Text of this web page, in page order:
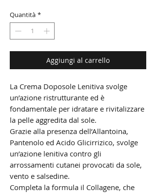
Quantità *
Aggiungi al carrello
La Crema Doposole Lenitiva svolge
un’azione ristrutturante ed è
fondamentale per idratare e rivitalizzare
la pelle aggredita dal sole.
Grazie alla presenza dell’Allantoina,
Pantenolo ed Acido Glicirrizico, svolge
un’azione lenitiva contro gli
arrossamenti cutanei provocati da sole,
vento e salsedine.
Completa la formula il Collagene, che